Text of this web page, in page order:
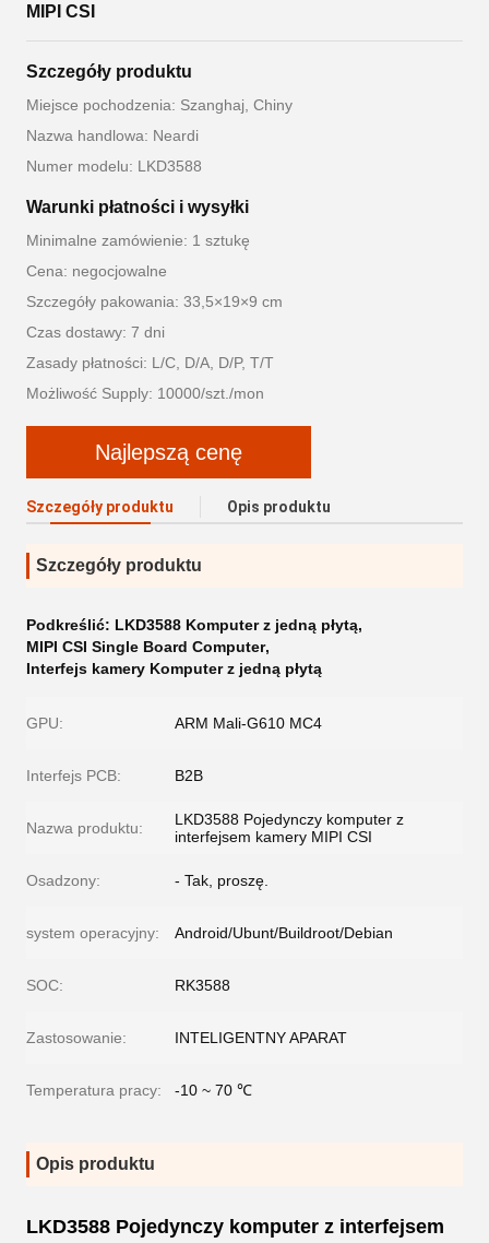
MIPI CSI
Szczegóły produktu
Miejsce pochodzenia: Szanghaj, Chiny
Nazwa handlowa: Neardi
Numer modelu: LKD3588
Warunki płatności i wysyłki
Minimalne zamówienie: 1 sztukę
Cena: negocjowalne
Szczegóły pakowania: 33,5×19×9 cm
Czas dostawy: 7 dni
Zasady płatności: L/C, D/A, D/P, T/T
Możliwość Supply: 10000/szt./mon
Najlepszą cenę
Szczegóły produktu Opis produktu
Szczegóły produktu
Podkreślić: LKD3588 Komputer z jedną płytą,
MIPI CSI Single Board Computer,
Interfejs kamery Komputer z jedną płytą
GPU: ARM Mali-G610 MC4
Interfejs PCB: B2B
Nazwa produktu:
LKD3588 Pojedynczy komputer z
interfejsem kamery MIPI CSI
Osadzony: - Tak, proszę.
system operacyjny: Android/Ubunt/Buildroot/Debian
SOC: RK3588
Zastosowanie: INTELIGENTNY APARAT
Temperatura pracy: -10 ~ 70 ℃
Opis produktu
LKD3588 Pojedynczy komputer z interfejsem